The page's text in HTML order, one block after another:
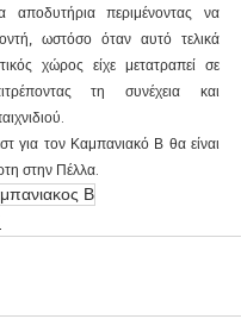
αποδυτήρια περιμένοντας να
ωστόσο όταν αυτό τελικά
χώρος είχε μετατραπεί σε
τη συνέχεια και
για τον Καμπανιακό Β θα είναι
στην Πέλλα.
Β